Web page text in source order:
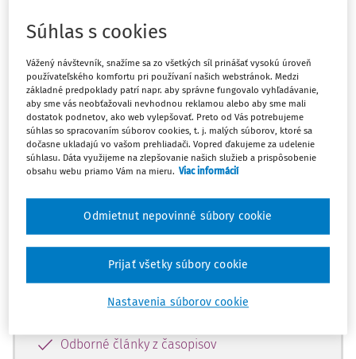
Ups, zatiaľ ste si prečítali len
začiatok...
Celý odborný obsah z tejto oblasti je
dostupný predplatiteľom portálu.
Odomknite si prístup k odbornému
obsahu a získajte prístup na 10 dní
zdarma, stačí sa len zaregistrovať.
Vďaka registrácii získate prístup aj k
vybranému obsahu:
Odborné články z časopisov
Súhlas s cookies
Vážený návštevník, snažíme sa zo všetkých síl prinášať vysokú úroveň
používateľského komfortu pri používaní našich webstránok. Medzi
základné predpoklady patrí napr. aby správne fungovalo vyhľadávanie,
aby sme vás neobťažovali nevhodnou reklamou alebo aby sme mali
dostatok podnetov, ako web vylepšovať. Preto od Vás potrebujeme
súhlas so spracovaním súborov cookies, t. j. malých súborov, ktoré sa
dočasne ukladajú vo vašom prehliadači. Vopred ďakujeme za udelenie
súhlasu. Dáta využijeme na zlepšovanie našich služieb a prispôsobenie
obsahu webu priamo Vám na mieru. Viac informácií
Nastavenia súborov cookie
Odmietnut nepovinné súbory cookie
Prijať všetky súbory cookie